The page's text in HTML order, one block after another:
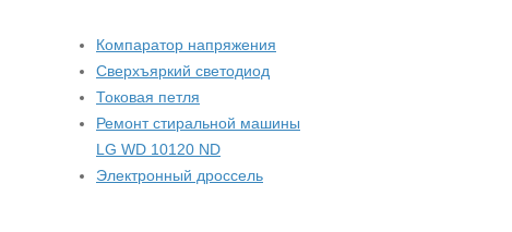
Компаратор напряжения
Сверхъяркий светодиод
Токовая петля
Ремонт стиральной машины
LG WD 10120 ND
Электронный дроссель